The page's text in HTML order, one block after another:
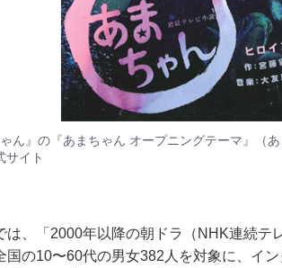
ん』の『あまちゃん オープニングテーマ』（
サイト
は、「2000年以降の朝ドラ（NHK連続テ
国の10〜60代の男女382人を対象に、イ